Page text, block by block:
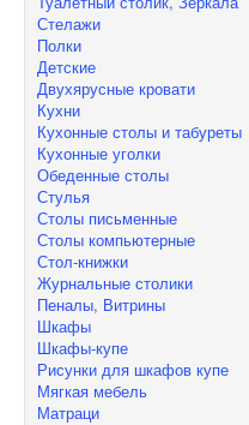
Стелажи
Полки
Детские
Двухярусные кровати
Кухни
Кухонные столы и табуреты
Кухонные уголки
Обеденные столы
Стулья
Столы письменные
Столы компьютерные
Стол-книжки
Журнальные столики
Пеналы, Витрины
Шкафы
Шкафы-купе
Рисунки для шкафов купе
Мягкая мебель
Матраци